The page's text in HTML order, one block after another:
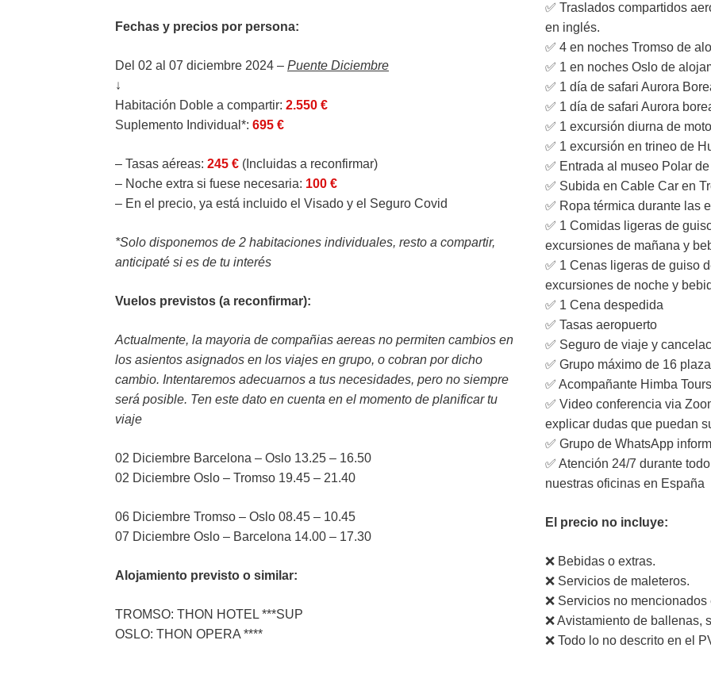
Fechas y precios por persona:
Del 02 al 07 diciembre 2024 – Puente Diciembre
↓
Habitación Doble a compartir: 2.550 €
Suplemento Individual*: 695 €
– Tasas aéreas: 245 € (Incluidas a reconfirmar)
– Noche extra si fuese necesaria: 100 €
– En el precio, ya está incluido el Visado y el Seguro Covid
*Solo disponemos de 2 habitaciones individuales, resto a compartir,
anticipaté si es de tu interés
Vuelos previstos (a reconfirmar):
Actualmente, la mayoria de compañias aereas no permiten cambios en
los asientos asignados en los viajes en grupo, o cobran por dicho
cambio. Intentaremos adecuarnos a tus necesidades, pero no siempre
será posible. Ten este dato en cuenta en el momento de planificar tu
viaje
02 Diciembre Barcelona – Oslo 13.25 – 16.50
02 Diciembre Oslo – Tromso 19.45 – 21.40
06 Diciembre Tromso – Oslo 08.45 – 10.45
07 Diciembre Oslo – Barcelona 14.00 – 17.30
Alojamiento previsto o similar:
TROMSO: THON HOTEL ***SUP
OSLO: THON OPERA ****
✅ Traslados compartidos
en inglés.
✅ 4 en noches Tromso de
✅ 1 en noches Oslo de
✅ 1 día de safari Aurora
✅ 1 día de safari Aurora
✅ 1 excursión diurna de
✅ 1 excursión en trineo de
✅ Entrada al museo Polar
✅ Subida en Cable Car en
✅ Ropa térmica durante las
✅ 1 Comidas ligeras de
excursiones de mañana y
✅ 1 Cenas ligeras de guiso
excursiones de noche y
✅ 1 Cena despedida
✅ Tasas aeropuerto
✅ Seguro de viaje y
✅ Grupo máximo de 16
✅ Acompañante Himba
✅ Video conferencia via
explicar dudas que puedan
✅ Grupo de WhatsApp
✅ Atención 24/7 durante
nuestras oficinas en España
El precio no incluye:
❌ Bebidas o extras.
❌ Servicios de maleteros.
❌ Servicios no
❌ Avistamiento de ballenas,
❌ Todo lo no descrito en el